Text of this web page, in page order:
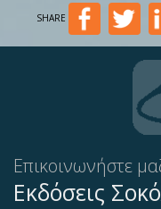
SHARE
Επικοινωνήστε
Εκδόσεις